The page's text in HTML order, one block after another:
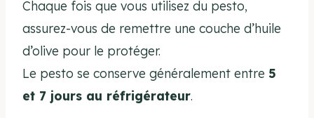
Chaque fois que vous utilisez du pesto,
assurez-vous de remettre une couche d’huile
d’olive pour le protéger.
Le pesto se conserve généralement entre 5
et 7 jours au réfrigérateur.